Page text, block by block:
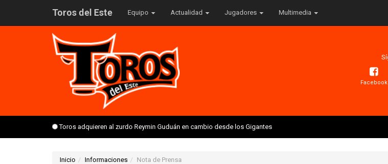
Toros del Este Equipo Actualidad Jugadores Multimedia
Facebook
Toros adquieren al zurdo Reymin Guduán en cambio desde los Gigantes
Inicio Informaciones Nota de Prensa